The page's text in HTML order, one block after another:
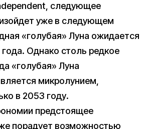
следующее
уже в следующем
«голубая» Луна ожидается
Однако столь редкое
«голубая» Луна
микролунием,
в 2053 году.
предстоящее
порадует возможностью